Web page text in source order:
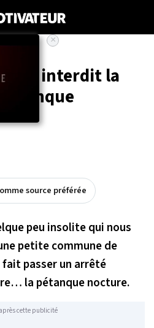
interdit la
source préférée
peu insolite qui nous
petite commune de
fait passer un arrêté
la pétanque nocture.
cette publicité
×